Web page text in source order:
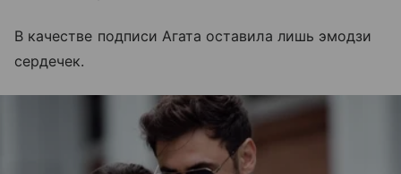
В качестве подписи Агата оставила лишь эмодзи
сердечек.